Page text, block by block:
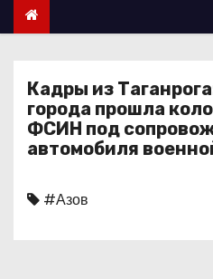
Кадры из
города прошла
ФСИН под
автомобиля
#Азов